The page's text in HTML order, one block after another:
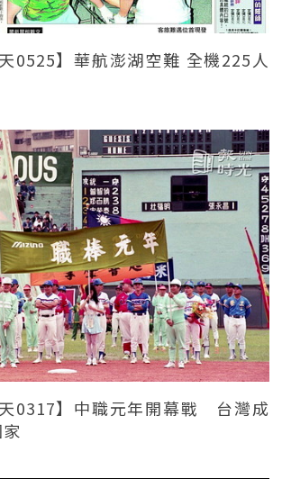
0525】華航澎湖空難 全機225人
天0317】中職元年開幕戰 台灣成